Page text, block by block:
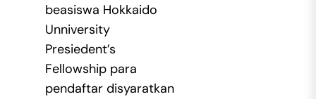
beasiswa Hokkaido
Unniversity
Presiedent’s
Fellowship para
pendaftar disyaratkan